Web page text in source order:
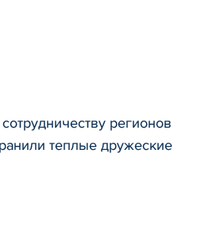
регионов
теплые дружеские